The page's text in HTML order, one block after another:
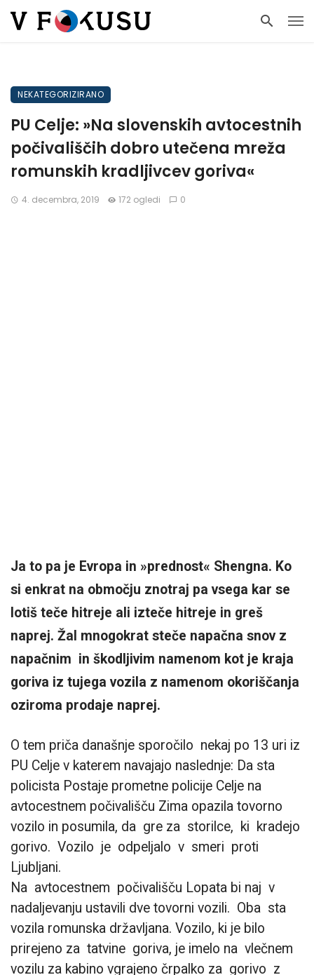
NEKATEGORIZIRANO
PU Celje: »Na slovenskih avtocestnih
počivališčih dobro utečena mreža
romunskih kradljivcev goriva«
4. decembra, 2019 172 ogledi 0
Ja to pa je Evropa in »prednost« Shengna. Ko
si enkrat na območju znotraj pa vsega kar se
lotiš teče hitreje ali izteče hitreje in greš
naprej. Žal mnogokrat steče napačna snov z
napačnim in škodljivim namenom kot je kraja
goriva iz tujega vozila z namenom okoriščanja
oziroma prodaje naprej.
O tem priča današnje sporočilo nekaj po 13 uri iz
PU Celje v katerem navajajo naslednje: Da sta
policista Postaje prometne policije Celje na
avtocestnem počivališču Zima opazila tovorno
vozilo in posumila, da gre za storilce, ki kradejo
gorivo. Vozilo je odpeljalo v smeri proti
Ljubljani.
Na avtocestnem počivališču Lopata bi naj v
nadaljevanju ustavili dve tovorni vozili. Oba sta
vozila romunska državljana. Vozilo, ki je bilo
prirejeno za tatvine goriva, je imelo na vlečnem
vozilu za kabino vgrajeno črpalko za gorivo z